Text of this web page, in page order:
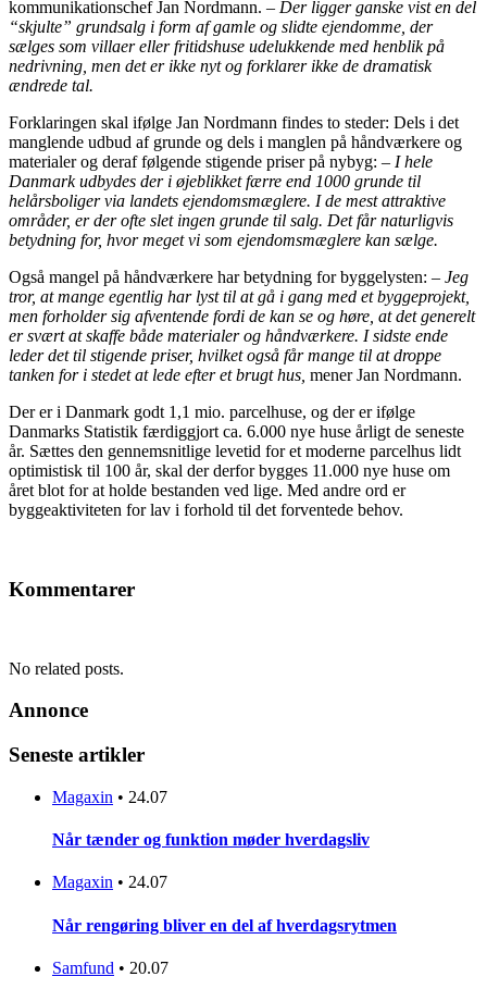
kommunikationschef Jan Nordmann. – Der ligger ganske vist en del
“skjulte” grundsalg i form af gamle og slidte ejendomme, der
sælges som villaer eller fritidshuse udelukkende med henblik på
nedrivning, men det er ikke nyt og forklarer ikke de dramatisk
ændrede tal.
Forklaringen skal ifølge Jan Nordmann findes to steder: Dels i det
manglende udbud af grunde og dels i manglen på håndværkere og
materialer og deraf følgende stigende priser på nybyg: – I hele
Danmark udbydes der i øjeblikket færre end 1000 grunde til
helårsboliger via landets ejendomsmæglere. I de mest attraktive
områder, er der ofte slet ingen grunde til salg. Det får naturligvis
betydning for, hvor meget vi som ejendomsmæglere kan sælge.
Også mangel på håndværkere har betydning for byggelysten: – Jeg
tror, at mange egentlig har lyst til at gå i gang med et byggeprojekt,
men forholder sig afventende fordi de kan se og høre, at det generelt
er svært at skaffe både materialer og håndværkere. I sidste ende
leder det til stigende priser, hvilket også får mange til at droppe
tanken for i stedet at lede efter et brugt hus, mener Jan Nordmann.
Der er i Danmark godt 1,1 mio. parcelhuse, og der er ifølge
Danmarks Statistik færdiggjort ca. 6.000 nye huse årligt de seneste
år. Sættes den gennemsnitlige levetid for et moderne parcelhus lidt
optimistisk til 100 år, skal der derfor bygges 11.000 nye huse om
året blot for at holde bestanden ved lige. Med andre ord er
byggeaktiviteten for lav i forhold til det forventede behov.
Kommentarer
No related posts.
Annonce
Seneste artikler
Magaxin • 24.07
Når tænder og funktion møder hverdagsliv
Magaxin • 24.07
Når rengøring bliver en del af hverdagsrytmen
Samfund • 20.07